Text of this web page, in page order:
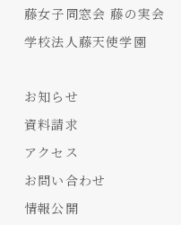
藤女子同窓会 藤の実会
学校法人藤天使学園
お知らせ
資料請求
アクセス
お問い合わせ
情報公開